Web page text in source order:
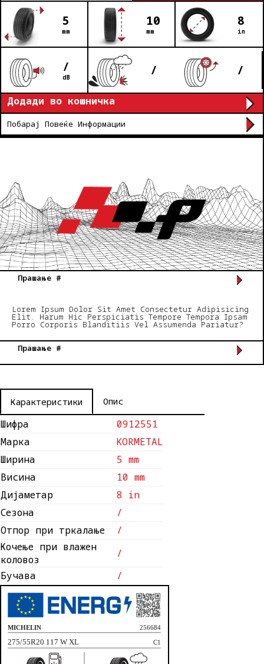
5
mm
10
mm
8
in
/
dB / /
Додади во кошничка
Побарај Повеќе Информации
Прашање #
Lorem Ipsum Dolor Sit Amet Consectetur Adipisicing
Elit. Harum Hic Perspiciatis Tempore Tempora Ipsam
Porro Corporis Blanditiis Vel Assumenda Pariatur?
Прашање #
Карактеристики Опис
Шифра
0912551
Марка
KORMETAL
Ширина
5 mm
Висина
10 mm
Дијаметар
8 in
Сезона
/
Отпор при тркалање
/
Кочење при влажен
коловоз
/
Бучава
/